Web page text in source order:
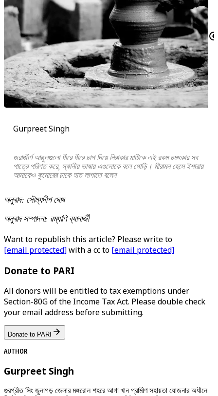
Gurpreet Singh
জরাজীর্ণ আঙুলগুলো ধীরে ধীরে চাপ দিয়ে নিরাকার মাটিকে এই রকম চমৎকার সব
পাত্রে পরিণত করে, স্থানীয় ভাষায় এগুলোকে বলে গোড়ি। মীরামন হেসে ইশারায়
আমাকেও কুমোরের চাকে হাত লাগাতে বলেন
অনুবাদ: সৌম্যদীপ ঘোষ
অনুবাদ সম্পাদনা: রম্যাণি ব্যানার্জী
Want to republish this article? Please write to
[email protected]with a cc to [email protected]
Donate to PARI
All donors will be entitled to tax exemptions under
Section-80G of the Income Tax Act. Please double check
your email address before submitting.
Donate to PARI
AUTHOR
Gurpreet Singh
গুরপ্রীত সিং জুনাগড় জেলার মঙ্গরোল শহরে আগা খান গ্রামীণ সহায়তা যোজনার অধীনে